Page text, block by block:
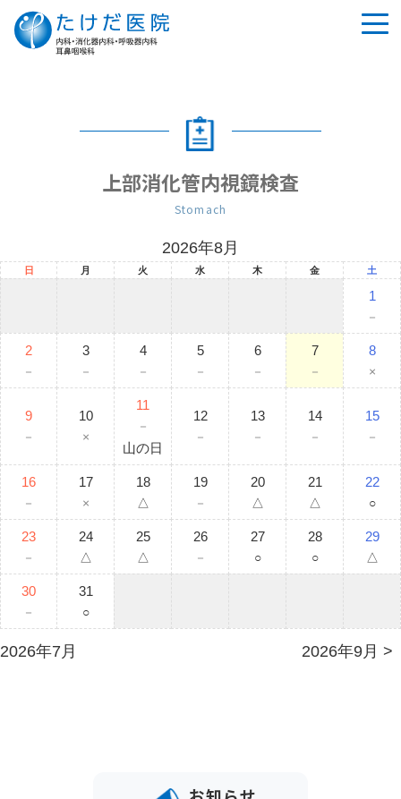
上部消化管内視鏡検査
Stomach
2026年8月
日 月 火 水 木 金 土
1
－
2
－
3
－
4
－
5
－
6
－
7
－
8
×
9
－
10
×
11
－
山の日
12
－
13
－
14
－
15
－
16
－
17
×
18
△
19
－
20
△
21
△
22
○
23
－
24
△
25
△
26
－
27
○
28
○
29
△
30
－
31
○
2026年7月 2026年9月